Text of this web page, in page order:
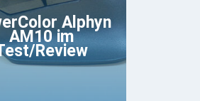
Alphyn
AM10 im
Review